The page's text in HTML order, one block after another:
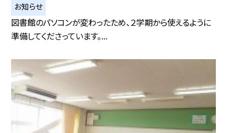
お知らせ
図書館のパソコンが変わったため、２学期から使えるように
準備してくださっています。...